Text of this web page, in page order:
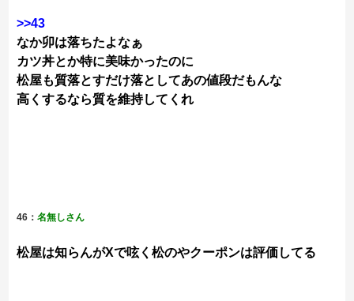
>>43
なか卯は落ちたよなぁ
カツ丼とか特に美味かったのに
松屋も質落とすだけ落としてあの値段だもんな
高くするなら質を維持してくれ
46：名無しさん
松屋は知らんがXで呟く松のやクーポンは評価してる